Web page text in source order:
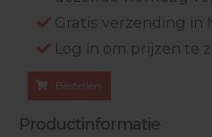
Gratis verzending in
Log in om prijzen te
Bestellen
Productinformatie